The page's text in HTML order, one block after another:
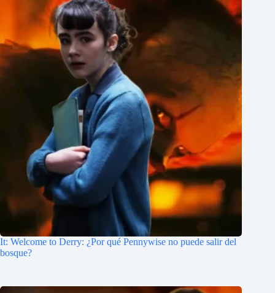
It: Welcome to Derry: ¿Por qué Pennywise no puede salir del
bosque?